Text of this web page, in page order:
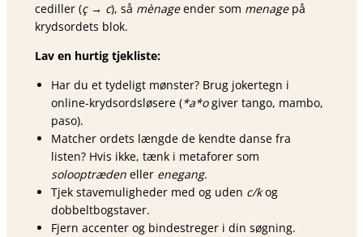
cediller (ç → c), så mènageender som menagepå
krydsordets blok.
Lav en hurtig tjekliste:
Har du et tydeligt mønster? Brug jokertegn i
online-krydsordsløsere (*a*ogiver tango, mambo,
paso).
Matcher ordets længde de kendte danse fra
listen? Hvis ikke, tænk i metaforer som
solooptræden eller enegang.
Tjek stavemuligheder med og uden c/kog
dobbeltbogstaver.
Fjern accenter og bindestreger i din søgning.